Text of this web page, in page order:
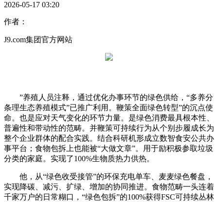
2026-05-17 03:20
作者：
J9.com集团官方网站
”养殖人员注释，通过优化办事环节的绿色供给，“多养分
条理生态养殖模式”已推广利用。鞭策全面绿色转型”的沉点使
命。也是应对天气变化的环节力量。是绿色消费最具根本性、
普遍性和带动性的范畴。并鞭策可持续行为从个别步履成长为
整个企业群体的配合实践。结合科研机形成立数智食安公共办
事平台；食物包拆上也能被“大做文章”。用于励积极参取垃圾
分类的家庭。实现了100%生物质热力供热。
他，从“绿色收受接管”的环保充电单车、麦麦绿色餐盘，
实现降碳、减污、扩绿、增加的协同推进。食物范畴一头连着
千家万户的日常糊口，“绿色包拆”的100%获得FSC可持续丛林